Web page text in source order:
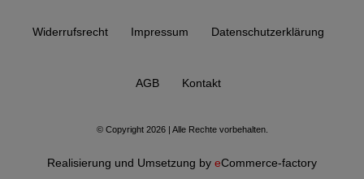
Widerrufs­recht Impressum Daten­schutz­erklärung
AGB Kontakt
© Copyright 2026 | Alle Rechte vorbehalten.
Realisierung und Umsetzung by eCommerce-factory